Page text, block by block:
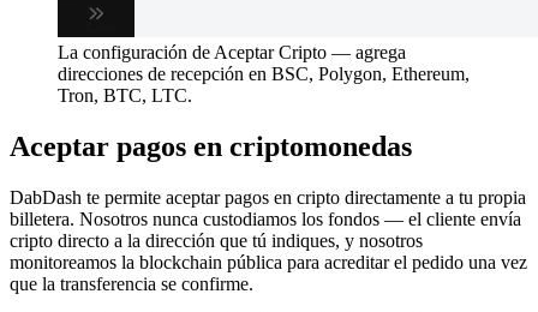
La configuración de Aceptar Cripto — agrega
direcciones de recepción en BSC, Polygon, Ethereum,
Tron, BTC, LTC.
Aceptar pagos en criptomonedas
DabDash te permite aceptar pagos en cripto directamente a tu propia
billetera. Nosotros nunca custodiamos los fondos — el cliente envía
cripto directo a la dirección que tú indiques, y nosotros
monitoreamos la blockchain pública para acreditar el pedido una vez
que la transferencia se confirme.